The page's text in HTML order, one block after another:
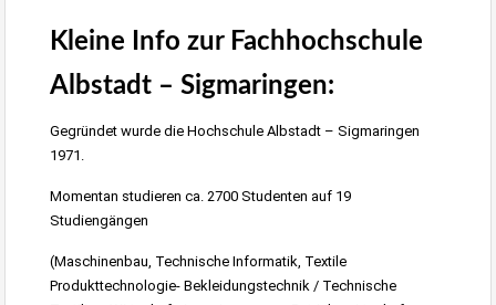
Kleine Info zur Fachhochschule
Albstadt – Sigmaringen:
Gegründet wurde die Hochschule Albstadt – Sigmaringen
1971.
Momentan studieren ca. 2700 Studenten auf 19
Studiengängen
(Maschinenbau, Technische Informatik, Textile
Produkttechnologie- Bekleidungstechnik / Technische